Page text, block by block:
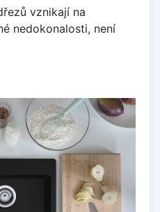
vznikají na
nedokonalosti, není